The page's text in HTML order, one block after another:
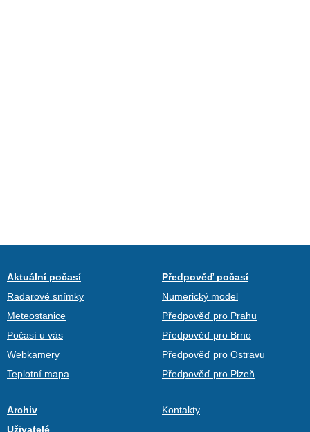
Aktuální počasí
Radarové snímky
Meteostanice
Počasí u vás
Webkamery
Teplotní mapa
Předpověď počasí
Numerický model
Předpověď pro Prahu
Předpověď pro Brno
Předpověď pro Ostravu
Předpověď pro Plzeň
Archiv
Uživatelé
Kontakty